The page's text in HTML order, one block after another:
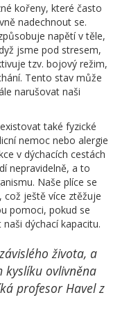
kořeny, které často
nadechnout se.
napětí v těle,
jsme pod stresem,
tzv. bojový režim,
Tento stav může
narušovat naši
také fyzické
nemoc nebo alergie
v dýchacích cestách
nepravidelně, a to
Naše plíce se
což ještě více ztěžuje
pomoci, pokud se
dýchací kapacitu.
života, a
ovlivněna
profesor Havel z